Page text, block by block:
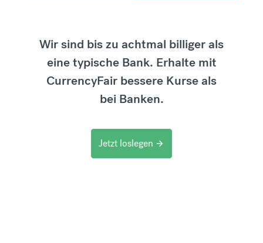
Wir sind bis zu achtmal billiger als
eine typische Bank. Erhalte mit
CurrencyFair bessere Kurse als
bei Banken.
Jetzt loslegen arrow_forward